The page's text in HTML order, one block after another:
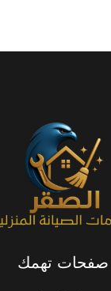
صفحات تهمك